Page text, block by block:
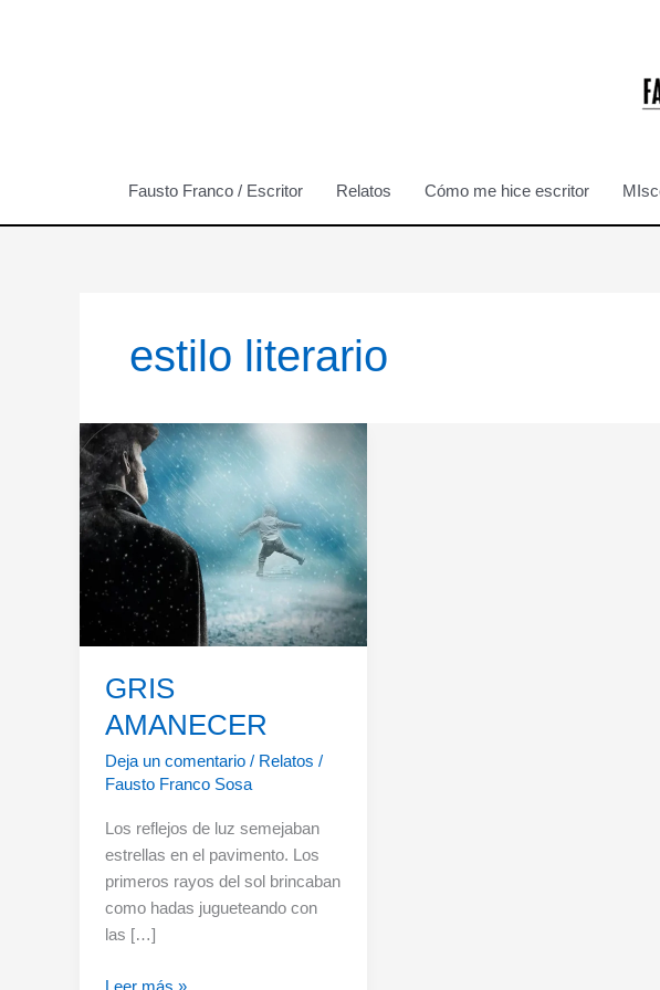
Fausto Franco / Escritor Relatos Cómo me hice escritor
estilo literario
GRIS
AMANECER
Deja un comentario / Relatos /
Fausto Franco Sosa
Los reflejos de luz semejaban
estrellas en el pavimento. Los
primeros rayos del sol brincaban
como hadas jugueteando con
las […]
GRIS
Leer más »